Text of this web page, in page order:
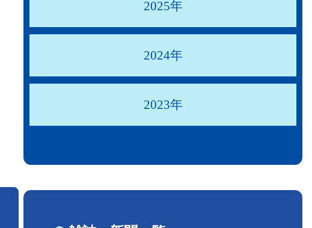
2025年
2024年
2023年